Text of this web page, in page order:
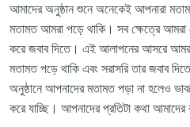
আমাদের অনুষ্ঠান শুনে অনেকেই আপনারা
মতামত আমরা পড়ে থাকি। সব ক্ষেত্রে আমরা
করে জবাব দিতে। এই আলাপনের আসরে আমরা
মতামত পড়ে থাকি এবং সরাসরি তার জবাব
অনুষ্ঠানে আপনাদের মতামত পড়া না হলেও
করে যাচ্ছি। আপনাদের প্রতিটা কথা